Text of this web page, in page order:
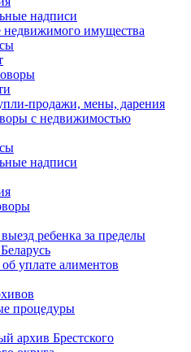
надписи
имущества
продажи, мены, дарения
с недвижимостью
надписи
ребенка за пределы
уплате алиментов
процедуры
архив Брестского